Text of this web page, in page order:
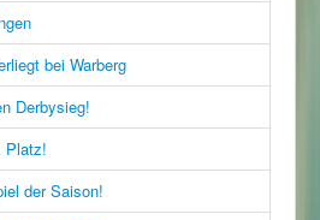
bei Warberg
Derbysieg!
Platz!
der Saison!